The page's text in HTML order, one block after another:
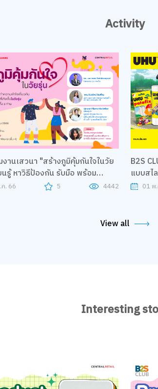
Activity
านเสวนา "สร้างภูมิคุ้มกันใจในวัย
นรู้ หาวิธีป้องกัน รับมือ พร้อม
กษา พร้อมเรียนรู้วิธี “สร้าง
. 66 5 4442
B2S
แบบส
01 พ
View all
Interesting